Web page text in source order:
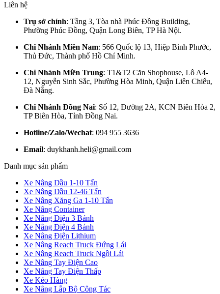
Liên hệ
Trụ sở chính: Tầng 3, Tòa nhà Phúc Đồng Building,
Phường Phúc Đồng, Quận Long Biên, TP Hà Nội.
Chi Nhánh Miền Nam: 566 Quốc lộ 13, Hiệp Bình Phước,
Thủ Đức, Thành phố Hồ Chí Minh.
Chi Nhánh Miền Trung: T1&T2 Căn Shophouse, Lô A4-
12, Nguyễn Sinh Sắc, Phường Hòa Minh, Quận Liên Chiểu,
Đà Nẵng.
Chi Nhánh Đồng Nai: Số 12, Đường 2A, KCN Biên Hòa 2,
TP Biên Hòa, Tỉnh Đồng Nai.
Hotline/Zalo/Wechat: 094 955 3636
Email: duykhanh.heli@gmail.com
Danh mục sản phẩm
Xe Nâng Dầu 1-10 Tấn
Xe Nâng Dầu 12-46 Tấn
Xe Nâng Xăng Ga 1-10 Tấn
Xe Nâng Container
Xe Nâng Điện 3 Bánh
Xe Nâng Điện 4 Bánh
Xe Nâng Điện Lithium
Xe Nâng Reach Truck Đứng Lái
Xe Nâng Reach Truck Ngồi Lái
Xe Nâng Tay Điện Cao
Xe Nâng Tay Điện Thấp
Xe Kéo Hàng
Xe Nâng Lắp Bộ Công Tác